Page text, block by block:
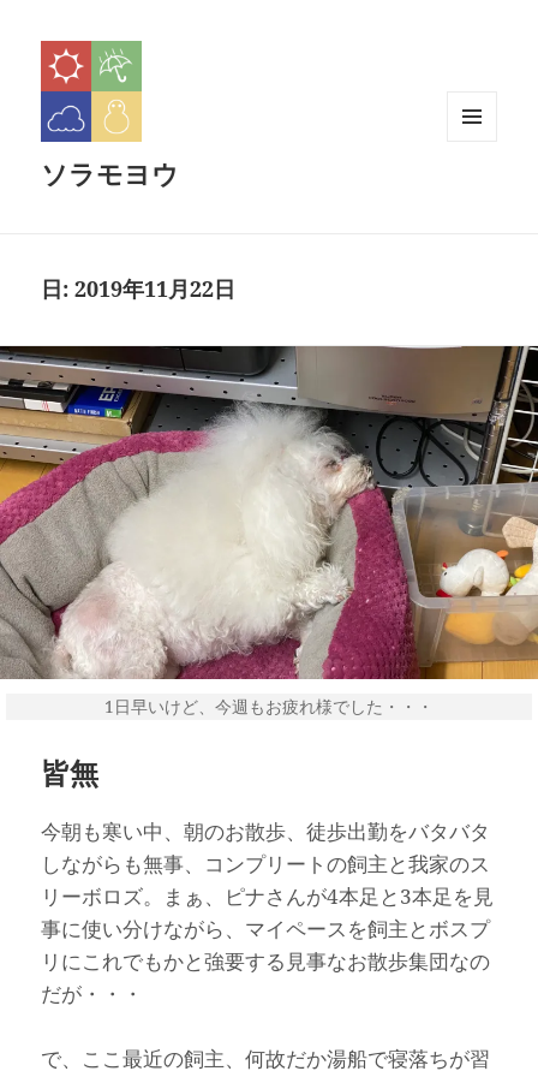
ソラモヨウ
日:2019年11月22日
1日早いけど、今週もお疲れ様でした・・・
皆無
今朝も寒い中、朝のお散歩、徒歩出勤をバタバタ
しながらも無事、コンプリートの飼主と我家のス
リーボロズ。まぁ、ピナさんが4本足と3本足を見
事に使い分けながら、マイペースを飼主とボスプ
リにこれでもかと強要する見事なお散歩集団なの
だが・・・
で、ここ最近の飼主、何故だか湯船で寝落ちが習